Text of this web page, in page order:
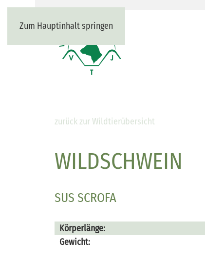
Zum Hauptinhalt springen
zurück zur Wildtierübersicht
WILDSCHWEIN
SUS SCROFA
Körperlänge:
Gewicht: